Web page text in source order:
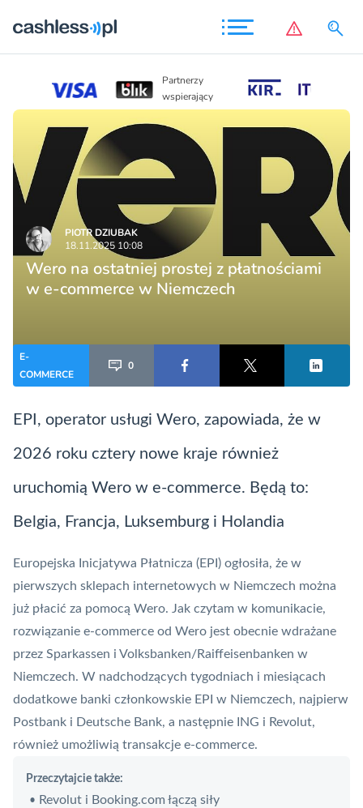
Partnerzy
wspierający
PIOTR DZIUBAK
18.11.2025 10:08
Wero na ostatniej prostej z płatnościami
w e-commerce w Niemczech
E-
COMMERCE
0
EPI, operator usługi Wero, zapowiada, że w
2026 roku cztery nowe kraje również
uruchomią Wero w e-commerce. Będą to:
Belgia, Francja, Luksemburg i Holandia
Europejska Inicjatywa Płatnicza (EPI) ogłosiła, że w
pierwszych sklepach internetowych w Niemczech można
już płacić za pomocą Wero. Jak czytam w komunikacie,
rozwiązanie e-commerce od Wero jest obecnie wdrażane
przez Sparkassen i Volksbanken/Raiffeisenbanken w
Niemczech. W nadchodzących tygodniach i miesiącach
dodatkowe banki członkowskie EPI w Niemczech, najpierw
Postbank i Deutsche Bank, a następnie ING i Revolut,
również umożliwią transakcje e-commerce.
Przeczytajcie także:
• Revolut i Booking.com łączą siły